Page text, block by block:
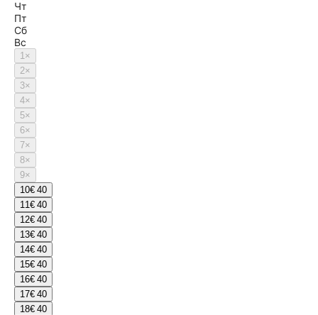
Чт
Пт
Сб
Вс
1×
2×
3×
4×
5×
6×
7×
8×
9×
10€ 40
11€ 40
12€ 40
13€ 40
14€ 40
15€ 40
16€ 40
17€ 40
18€ 40